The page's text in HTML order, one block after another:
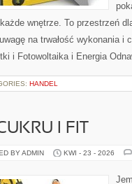
wnętrze. To przestrzeń
na trwałość wykonania
i Fotowoltaika i Energia
HANDEL
I FIT
BY ADMIN KWI - 23 - 2026